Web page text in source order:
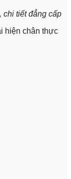
chi tiết đẳng cấp
hiện chân thực